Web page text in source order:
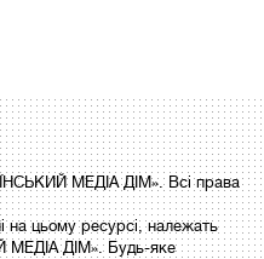
МЕДІА ДІМ». Всі права
на цьому ресурсі, належать
ДІМ». Будь-яке